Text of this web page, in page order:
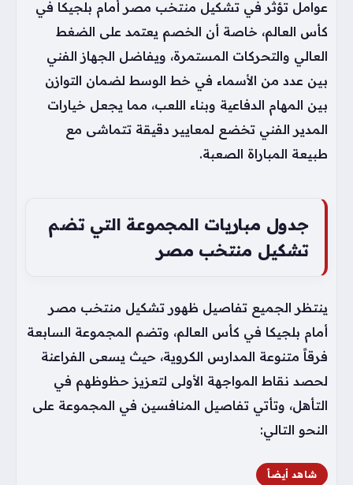
عوامل تؤثر في تشكيل منتخب مصر أمام بلجيكا في
كأس العالم، خاصة أن الخصم يعتمد على الضغط
العالي والتحركات المستمرة، ويفاضل الجهاز الفني
بين عدد من الأسماء في خط الوسط لضمان التوازن
بين المهام الدفاعية وبناء اللعب، مما يجعل خيارات
المدير الفني تخضع لمعايير دقيقة تتماشى مع
طبيعة المباراة الصعبة.
جدول مباريات المجموعة التي تضم
تشكيل منتخب مصر
ينتظر الجميع تفاصيل ظهور تشكيل منتخب مصر
أمام بلجيكا في كأس العالم، وتضم المجموعة السابعة
فرقاً متنوعة المدارس الكروية، حيث يسعى الفراعنة
لحصد نقاط المواجهة الأولى لتعزيز حظوظهم في
التأهل، وتأتي تفاصيل المنافسين في المجموعة على
النحو التالي:
شاهد أيضاً